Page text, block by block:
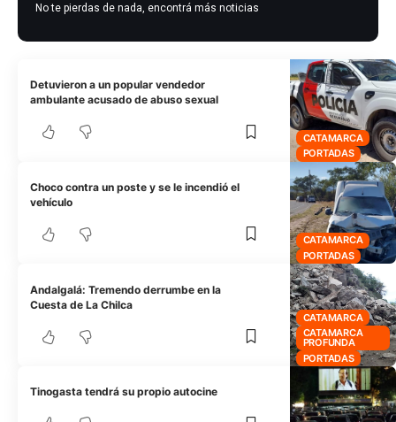
No te pierdas de nada, encontrá más noticias
CATAMARCA
PORTADAS
Detuvieron a un popular vendedor
ambulante acusado de abuso sexual
CATAMARCA
PORTADAS
Choco contra un poste y se le incendió el
vehículo
CATAMARCA
CATAMARCA
PROFUNDA
PORTADAS
Andalgalá: Tremendo derrumbe en la
Cuesta de La Chilca
Tinogasta tendrá su propio autocine